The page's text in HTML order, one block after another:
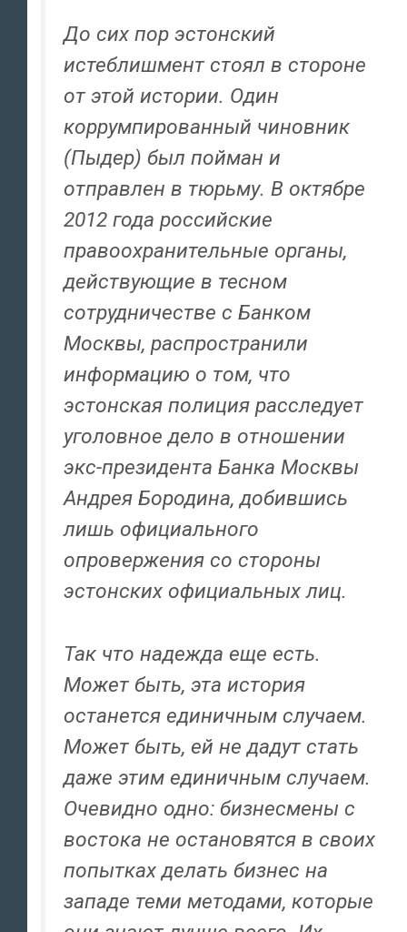
До сих пор эстонский
истеблишмент стоял в стороне
от этой истории. Один
коррумпированный чиновник
(Пыдер) был пойман и
отправлен в тюрьму. В октябре
2012 года российские
правоохранительные органы,
действующие в тесном
сотрудничестве с Банком
Москвы, распространили
информацию о том, что
эстонская полиция расследует
уголовное дело в отношении
экс-президента Банка Москвы
Андрея Бородина, добившись
лишь официального
опровержения со стороны
эстонских официальных лиц.
Так что надежда еще есть.
Может быть, эта история
останется единичным случаем.
Может быть, ей не дадут стать
даже этим единичным случаем.
Очевидно одно: бизнесмены с
востока не остановятся в своих
попытках делать бизнес на
западе теми методами, которые